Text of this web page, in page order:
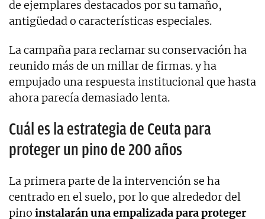
de ejemplares destacados por su tamaño,
antigüedad o características especiales.
La campaña para reclamar su conservación ha
reunido más de un millar de firmas. y ha
empujado una respuesta institucional que hasta
ahora parecía demasiado lenta.
Cuál es la estrategia de Ceuta para
proteger un pino de 200 años
La primera parte de la intervención se ha
centrado en el suelo, por lo que alrededor del
pino instalarán una empalizada para proteger